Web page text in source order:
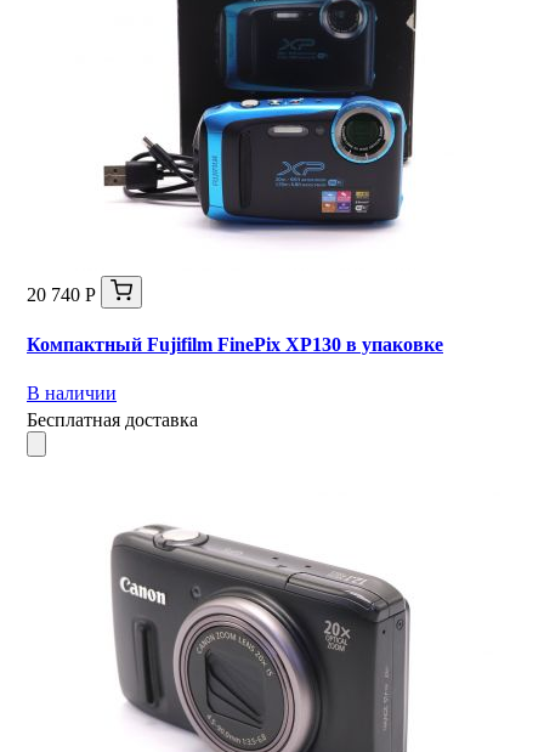
20 740 Р
Компактный Fujifilm FinePix XP130 в упаковке
В наличии
Бесплатная доставка